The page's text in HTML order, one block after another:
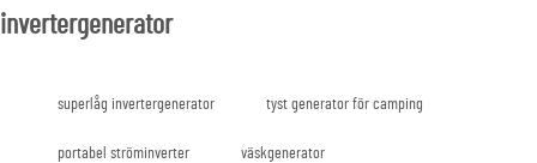
invertergenerator
superlåg invertergenerator tyst generator för camping
portabel ströminverter väskgenerator